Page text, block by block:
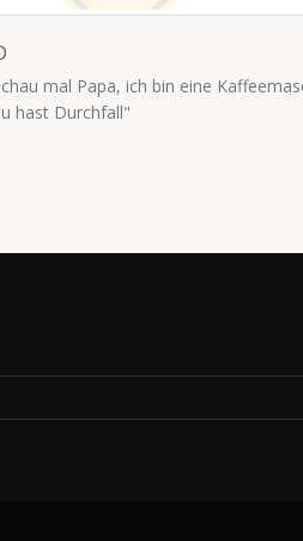
“Man sagt, Kinder brauchen
eins: mindestens zehn Mal aus